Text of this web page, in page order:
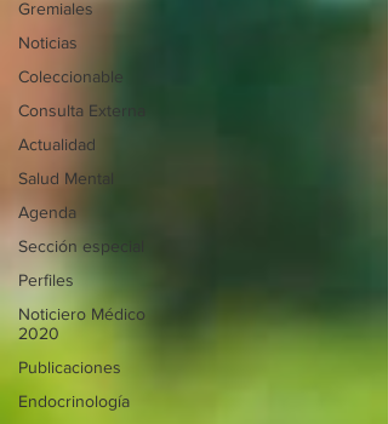
Gremiales
Noticias
Coleccionable
Consulta Externa
Actualidad
Salud Mental
Agenda
Sección especial
Perfiles
Noticiero Médico
2020
Publicaciones
Endocrinología